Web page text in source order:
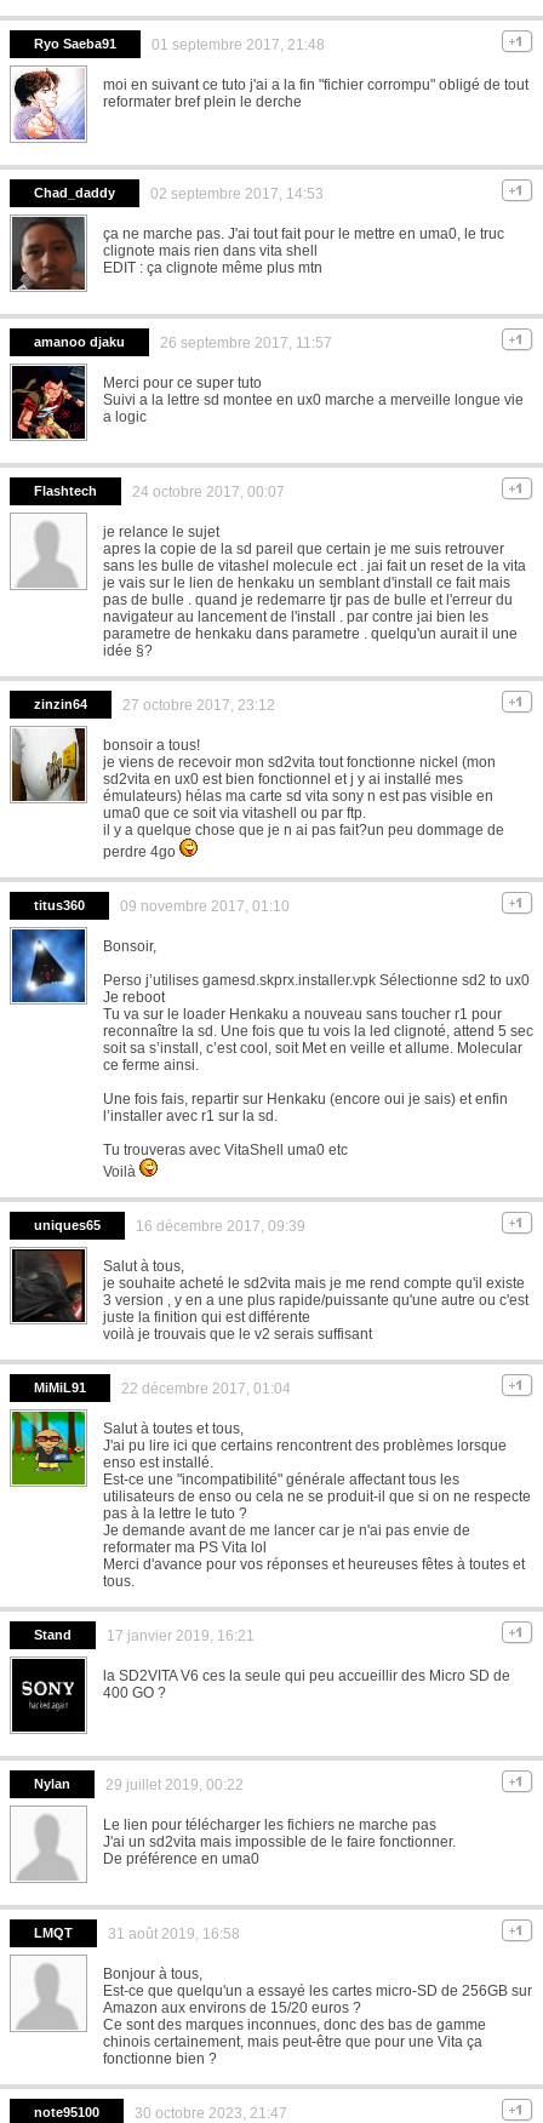
Ryo Saeba91 01 septembre 2017, 21:48
moi en suivant ce tuto j'ai a la fin "fichier corrompu" obligé de tout
reformater bref plein le derche
Chad_daddy 02 septembre 2017, 14:53
ça ne marche pas. J'ai tout fait pour le mettre en uma0, le truc
clignote mais rien dans vita shell
EDIT : ça clignote même plus mtn
amanoo djaku 26 septembre 2017, 11:57
Merci pour ce super tuto
Suivi a la lettre sd montee en ux0 marche a merveille longue vie
a logic
Flashtech 24 octobre 2017, 00:07
je relance le sujet
apres la copie de la sd pareil que certain je me suis retrouver
sans les bulle de vitashel molecule ect . jai fait un reset de la vita
je vais sur le lien de henkaku un semblant d'install ce fait mais
pas de bulle . quand je redemarre tjr pas de bulle et l'erreur du
navigateur au lancement de l'install . par contre jai bien les
parametre de henkaku dans parametre . quelqu'un aurait il une
idée §?
zinzin64 27 octobre 2017, 23:12
bonsoir a tous!
je viens de recevoir mon sd2vita tout fonctionne nickel (mon
sd2vita en ux0 est bien fonctionnel et j y ai installé mes
émulateurs) hélas ma carte sd vita sony n est pas visible en
uma0 que ce soit via vitashell ou par ftp.
il y a quelque chose que je n ai pas fait?un peu dommage de
perdre 4go
titus360 09 novembre 2017, 01:10
Bonsoir,
Perso j’utilises gamesd.skprx.installer.vpk Sélectionne sd2 to ux0
Je reboot
Tu va sur le loader Henkaku a nouveau sans toucher r1 pour
reconnaître la sd. Une fois que tu vois la led clignoté, attend 5 sec
soit sa s’install, c’est cool, soit Met en veille et allume. Molecular
ce ferme ainsi.
Une fois fais, repartir sur Henkaku (encore oui je sais) et enfin
l’installer avec r1 sur la sd.
Tu trouveras avec VitaShell uma0 etc
Voilà
uniques65 16 décembre 2017, 09:39
Salut à tous,
je souhaite acheté le sd2vita mais je me rend compte qu'il existe
3 version , y en a une plus rapide/puissante qu'une autre ou c'est
juste la finition qui est différente
voilà je trouvais que le v2 serais suffisant
MiMiL91 22 décembre 2017, 01:04
Salut à toutes et tous,
J'ai pu lire ici que certains rencontrent des problèmes lorsque
enso est installé.
Est-ce une "incompatibilité" générale affectant tous les
utilisateurs de enso ou cela ne se produit-il que si on ne respecte
pas à la lettre le tuto ?
Je demande avant de me lancer car je n'ai pas envie de
reformater ma PS Vita lol
Merci d'avance pour vos réponses et heureuses fêtes à toutes et
tous.
Stand 17 janvier 2019, 16:21
la SD2VITA V6 ces la seule qui peu accueillir des Micro SD de
400 GO ?
Nylan 29 juillet 2019, 00:22
Le lien pour télécharger les fichiers ne marche pas
J'ai un sd2vita mais impossible de le faire fonctionner.
De préférence en uma0
LMQT 31 août 2019, 16:58
Bonjour à tous,
Est-ce que quelqu'un a essayé les cartes micro-SD de 256GB sur
Amazon aux environs de 15/20 euros ?
Ce sont des marques inconnues, donc des bas de gamme
chinois certainement, mais peut-être que pour une Vita ça
fonctionne bien ?
note95100 30 octobre 2023, 21:47